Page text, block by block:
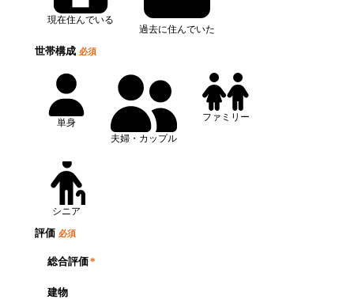
現在住んでいる
過去に住んでいた
世帯構成 必須
単身
夫婦・カップル
ファミリー
シニア
評価 必須
総合評価*
建物